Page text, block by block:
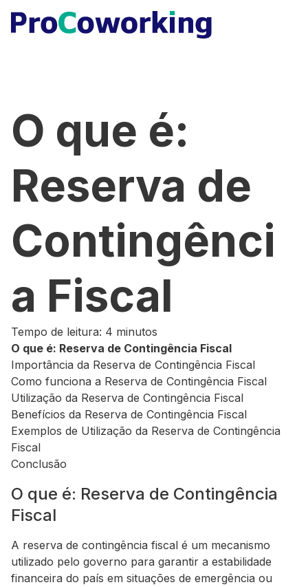
O que é:
Reserva de
Contingênci
a Fiscal
Tempo de leitura: 4 minutos
O que é: Reserva de Contingência Fiscal
Importância da Reserva de Contingência Fiscal
Como funciona a Reserva de Contingência Fiscal
Utilização da Reserva de Contingência Fiscal
Benefícios da Reserva de Contingência Fiscal
Exemplos de Utilização da Reserva de Contingência
Fiscal
Conclusão
O que é: Reserva de Contingência
Fiscal
A reserva de contingência fiscal é um mecanismo
utilizado pelo governo para garantir a estabilidade
financeira do país em situações de emergência ou